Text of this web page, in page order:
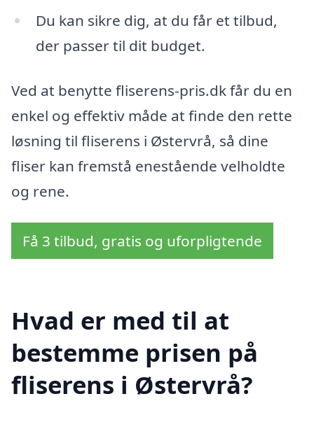
Du kan sikre dig, at du får et tilbud,
der passer til dit budget.
Ved at benytte fliserens-pris.dk får du en
enkel og effektiv måde at finde den rette
løsning til fliserens i Østervrå, så dine
fliser kan fremstå enestående velholdte
og rene.
Få 3 tilbud, gratis og uforpligtende
Hvad er med til at
bestemme prisen på
fliserens i Østervrå?